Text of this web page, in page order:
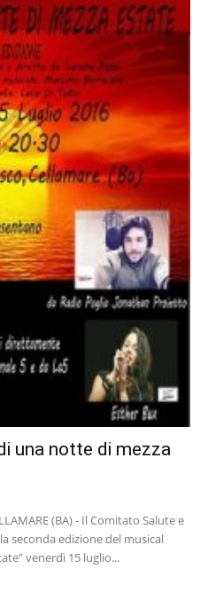
una notte di mezza
(BA) - Il Comitato Salute e
seconda edizione del musical
venerdì 15 luglio...